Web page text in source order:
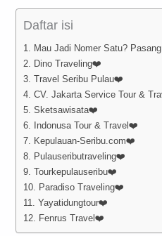
Daftar isi
1. Mau Jadi Nomer Satu?
2. Dino Traveling❤️
3. Travel Seribu Pulau❤️
4. CV. Jakarta Service Tour &
5. Sketsawisata❤️
6. Indonusa Tour & Travel❤️
7. Kepulauan-Seribu.com❤️
8. Pulauseributraveling❤️
9. Tourkepulauseribu❤️
10. Paradiso Traveling❤️
11. Yayatidungtour❤️
12. Fenrus Travel❤️